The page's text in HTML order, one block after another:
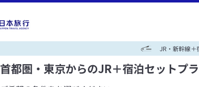
JR・新幹線＋
首都圏・東京からのJR＋宿泊セットプ